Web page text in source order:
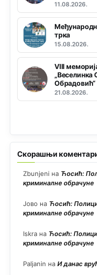
11.08.2026.
трка
15.08.2026.
VIII
„Веселинка
Обрадовић“
21.08.2026.
Скорашњи
Zbunjeni на Ћосић:
криминалне обрачуне
Јово на Ћосић:
криминалне обрачуне
Iskra на Ћосић:
криминалне обрачуне
Paljanin на И данас